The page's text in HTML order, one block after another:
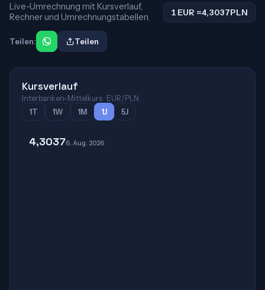
Live-Umrechnung mit Kursverlauf,
Rechner und Umrechnungstabellen.
1 EUR =4,3037PLN
Teilen: Teilen
Kursverlauf
Interbanken-Mittelkurs · EUR/PLN
1T
1W 1M 1J 5J
4,30376. Aug. 2026